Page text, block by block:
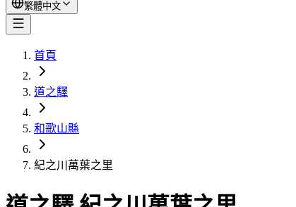
繁體中文
首頁
道之驛
和歌山縣
紀之川萬葉之里